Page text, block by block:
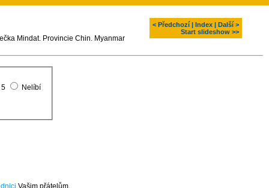
< Předchozí Index
Další >
Start slideshow >>
Mindat. Provincie Chin. Myanmar
5 Nelíbí
Vašim přátelům.